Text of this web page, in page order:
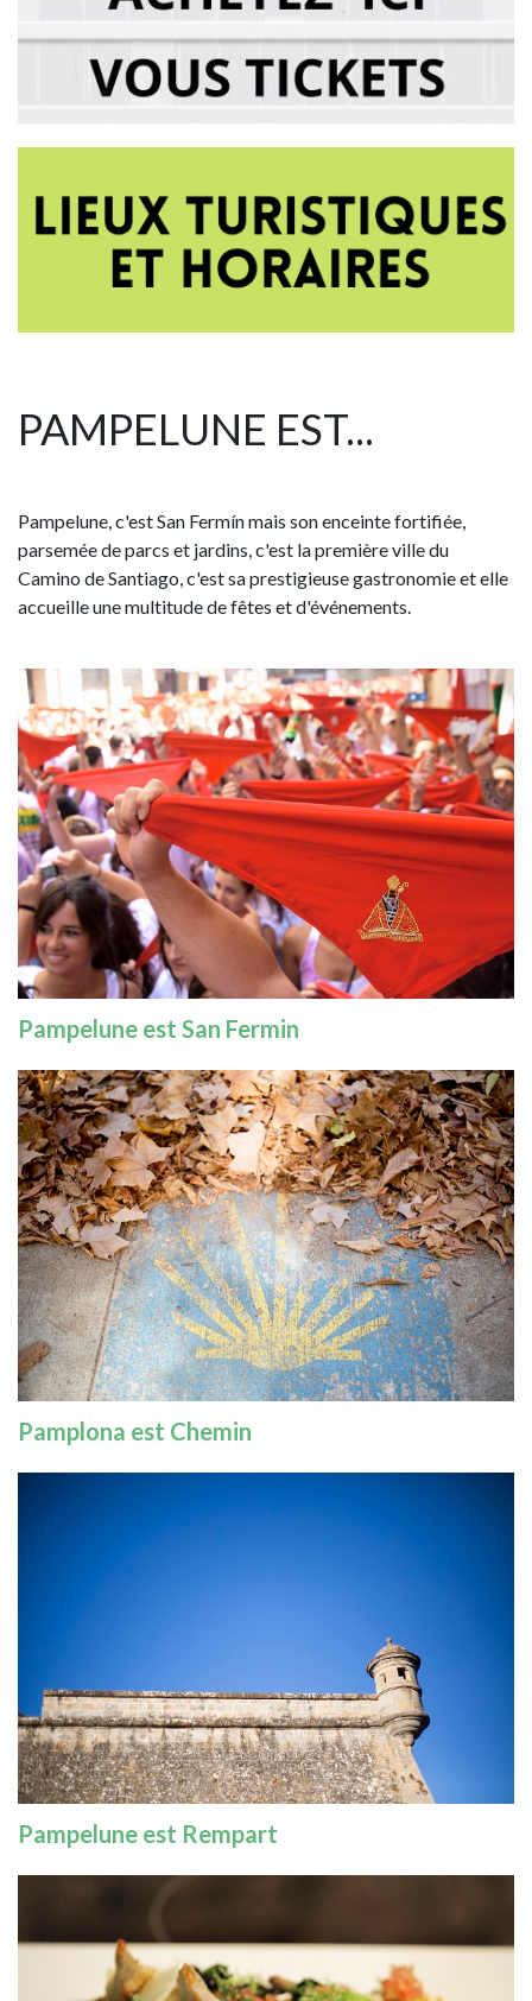
PAMPELUNE EST...
Pampelune, c'est San Fermín mais son enceinte fortifiée,
parsemée de parcs et jardins, c'est la première ville du
Camino de Santiago, c'est sa prestigieuse gastronomie et elle
accueille une multitude de fêtes et d'événements.
Pampelune est San Fermin
Pamplona est Chemin
Pampelune est Rempart